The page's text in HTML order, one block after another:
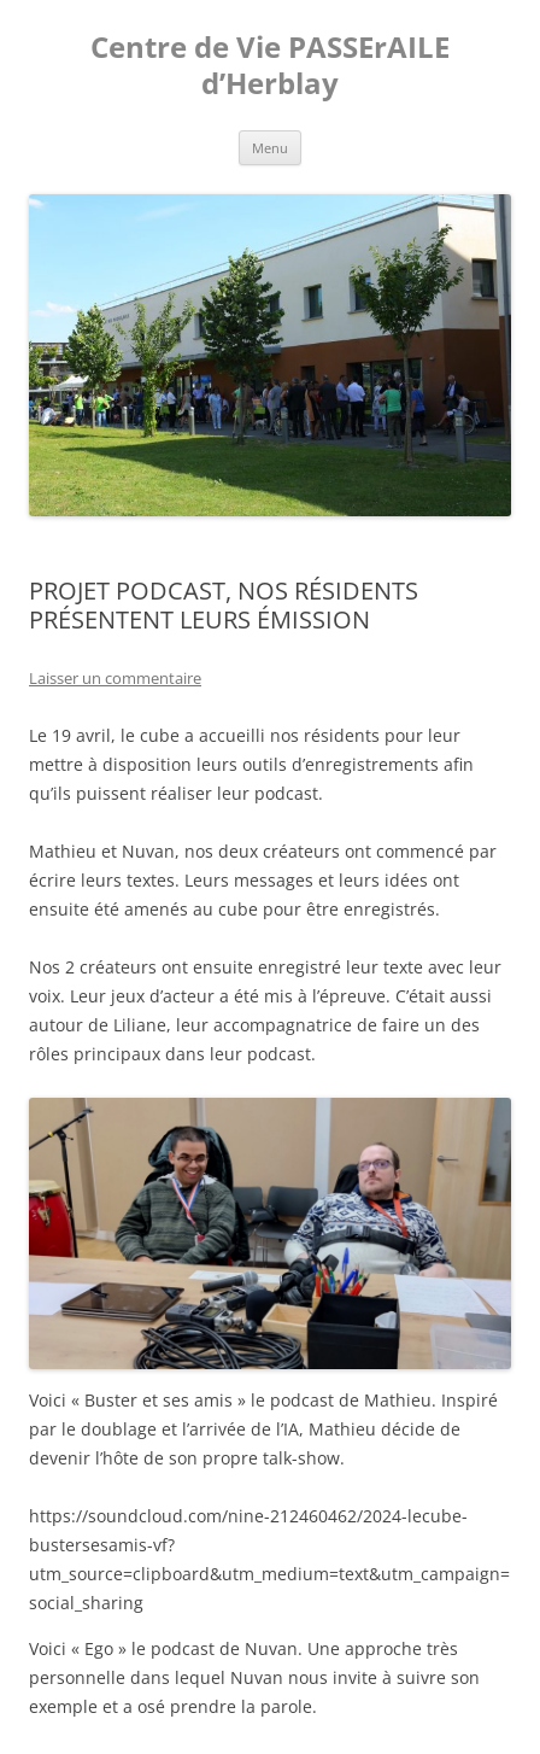
contenuCentre de Vie PASSErAILE
d’Herblay
Menu
PROJET PODCAST, NOS RÉSIDENTS
PRÉSENTENT LEURS ÉMISSION
Laisser un commentaire
Le 19 avril, le cube a accueilli nos résidents pour leur
mettre à disposition leurs outils d’enregistrements afin
qu’ils puissent réaliser leur podcast.
Mathieu et Nuvan, nos deux créateurs ont commencé par
écrire leurs textes. Leurs messages et leurs idées ont
ensuite été amenés au cube pour être enregistrés.
Nos 2 créateurs ont ensuite enregistré leur texte avec leur
voix. Leur jeux d’acteur a été mis à l’épreuve. C’était aussi
autour de Liliane, leur accompagnatrice de faire un des
rôles principaux dans leur podcast.
Voici « Buster et ses amis » le podcast de Mathieu. Inspiré
par le doublage et l’arrivée de l’IA, Mathieu décide de
devenir l’hôte de son propre talk-show.
https://soundcloud.com/nine-212460462/2024-lecube-
bustersesamis-vf?
utm_source=clipboard&utm_medium=text&utm_campaign=
social_sharing
Voici « Ego » le podcast de Nuvan. Une approche très
personnelle dans lequel Nuvan nous invite à suivre son
exemple et a osé prendre la parole.